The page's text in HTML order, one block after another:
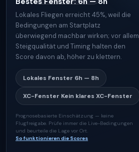
Lokales Fliegen erreicht 45%, weil die
Bedingungen am Startplatz
überwiegend machbar wirken; vor allem
Steigqualität und Timing halten den
Score davon ab, höher zu klettern.
Lokales Fenster 6h — 8h
XC-Fenster Kein klares XC-Fenster
Prognosebasierte Einschätzung — keine
Flugfreigabe. Prüfe immer die Live-Bedingungen
und beurteile die Lage vor Ort.
So funktionieren die Scores